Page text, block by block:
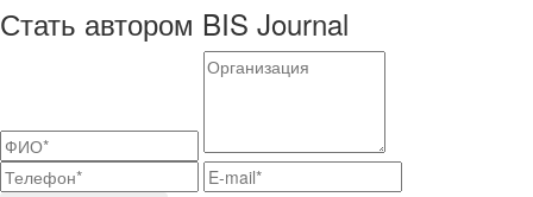
Стать автором BIS Journal